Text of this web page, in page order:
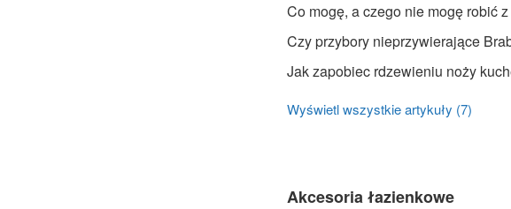
Co mogę, a czego nie mogę robić
Czy przybory nieprzywierające
Jak zapobiec rdzewieniu noży
Wyświetl wszystkie artykuły (7)
Akcesoria łazienkowe